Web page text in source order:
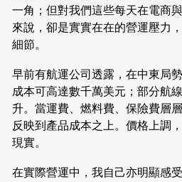
一角；但對我們這些每天在電商
來說，卻是實實在在的營運壓力
細節。
早前有航運公司透露，在中東局
成本可高達數千萬美元；部分航
升。當運費、燃料費、保險費層
反映到產品成本之上。價格上調
現實。
在實際營運中，我自己亦明顯感